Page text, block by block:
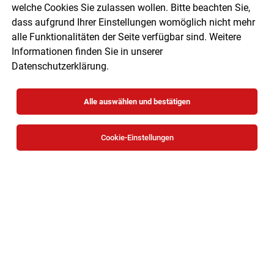
Wien Vollzeit
Teilzeit
Freelancer, Projektarbeit
07.08.2026
welche Cookies Sie zulassen wollen. Bitte beachten Sie,
dass aufgrund Ihrer Einstellungen womöglich nicht mehr
alle Funktionalitäten der Seite verfügbar sind. Weitere
Informationen finden Sie in unserer
Datenschutzerklärung.
Alle auswählen und bestätigen
Cookie-Einstellungen